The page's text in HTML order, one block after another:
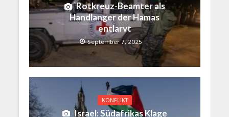
Rotkreuz-Beamter als
Handlanger der Hamas
entlarvt
September 7, 2025
KONFLIKT
Israel: Südafrikas Klage